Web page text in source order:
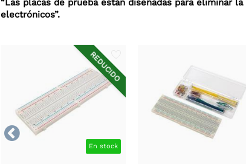
“Las placas de prueba están diseñadas para eliminar
electrónicos”.

REDUCIDO
En stock